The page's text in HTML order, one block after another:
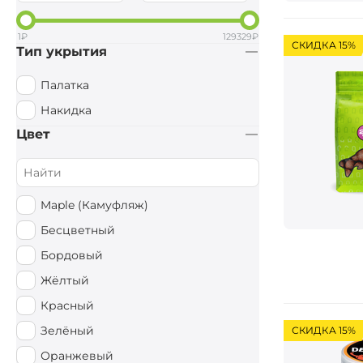
СКИДКА 15%
СКИДКА 15%
1₽ 129329₽
Тип укрытия
Палатка
Накидка
Цвет
Maple (Камуфляж)
Бесцветный
Бордовый
Жёлтый
Красный
Зелёный
Оранжевый